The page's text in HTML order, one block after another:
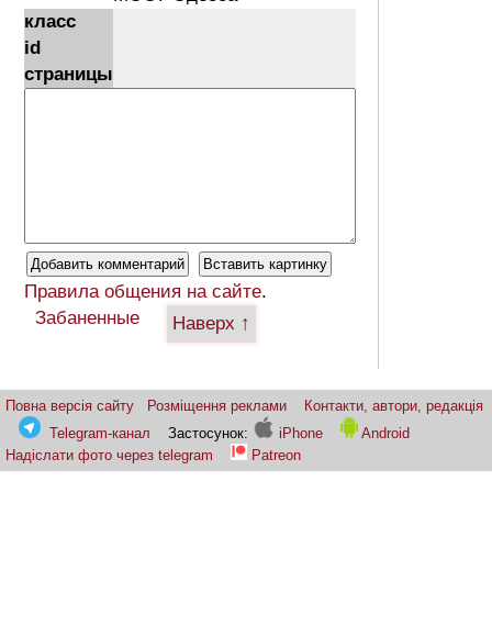
класс
id
страницы
Правила общения на сайте.
Забаненные
Наверх ↑
Повна версія сайту Розміщення реклами
Контакти, автори, редакція
Telegram-канал
Застосунок: iPhone
Android
Надіслати фото через telegram
Patreon